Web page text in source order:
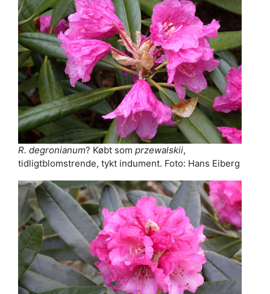
R. degronianum? Købt som przewalskii,
tidligtblomstrende, tykt indument. Foto: Hans Eiberg